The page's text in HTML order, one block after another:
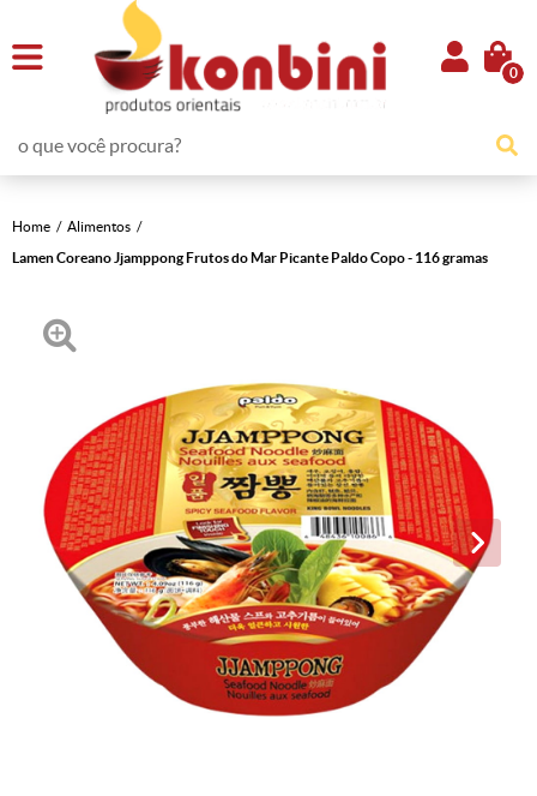
0
Home
Alimentos
Lamen Coreano Jjamppong Frutos do Mar Picante Paldo Copo - 116 gramas